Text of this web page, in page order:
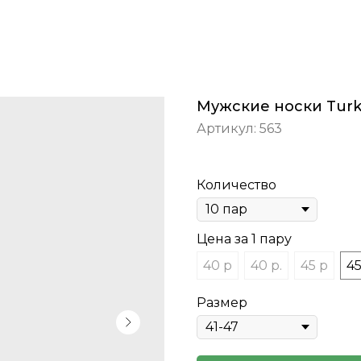
Мужские носки
Артикул: 563
Количество
Цена за 1 пару
40 р
40 р. 45 р
Размер